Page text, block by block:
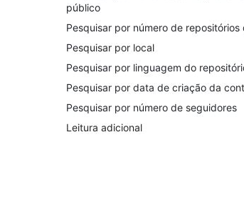
público
Pesquisar por número de repositórios
Pesquisar por local
Pesquisar por linguagem do
Pesquisar por data de criação da
Pesquisar por número de seguidores
Leitura adicional